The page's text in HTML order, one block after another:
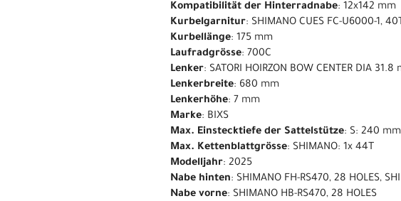
Kompatibilität der Hinterradnabe: 12x142 mm
Kurbelgarnitur: SHIMANO CUES FC-U6000-1, 40T
Kurbellänge: 175 mm
Laufradgrösse: 700C
Lenker: SATORI HOIRZON BOW CENTER DIA 31.8
Lenkerbreite: 680 mm
Lenkerhöhe: 7 mm
Marke: BIXS
Max. Einstecktiefe der Sattelstütze: S: 240
Max. Kettenblattgrösse: SHIMANO: 1x 44T
Modelljahr: 2025
Nabe hinten: SHIMANO FH-RS470, 28 HOLES,
Nabe vorne: SHIMANO HB-RS470, 28 HOLES